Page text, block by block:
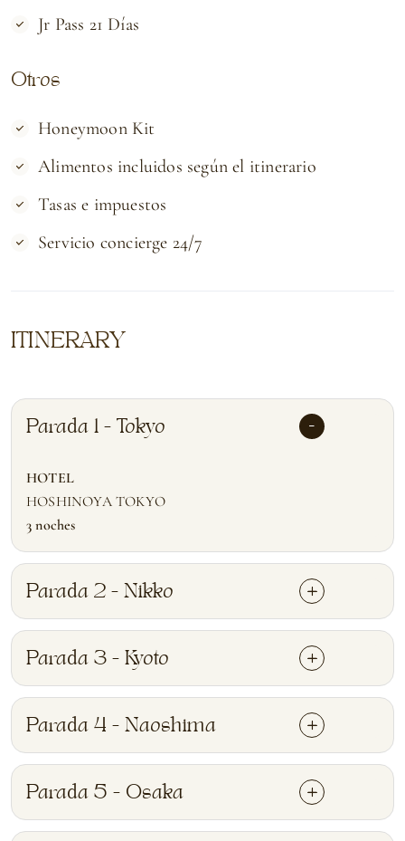
Jr Pass 21 Días
Otros
Honeymoon Kit
Alimentos incluidos según el itinerario
Tasas e impuestos
Servicio concierge 24/7
ITINERARY
Parada 1 - Tokyo
HOTEL
HOSHINOYA TOKYO
3 noches
Parada 2 - Nikko
Parada 3 - Kyoto
Parada 4 - Naoshima
Parada 5 - Osaka